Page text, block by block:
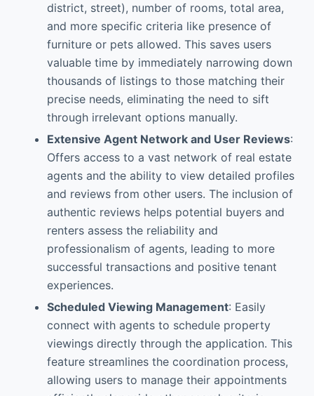
district, street), number of rooms, total area,
and more specific criteria like presence of
furniture or pets allowed. This saves users
valuable time by immediately narrowing down
thousands of listings to those matching their
precise needs, eliminating the need to sift
through irrelevant options manually.
Extensive Agent Network and User Reviews:
Offers access to a vast network of real estate
agents and the ability to view detailed profiles
and reviews from other users. The inclusion of
authentic reviews helps potential buyers and
renters assess the reliability and
professionalism of agents, leading to more
successful transactions and positive tenant
experiences.
Scheduled Viewing Management: Easily
connect with agents to schedule property
viewings directly through the application. This
feature streamlines the coordination process,
allowing users to manage their appointments